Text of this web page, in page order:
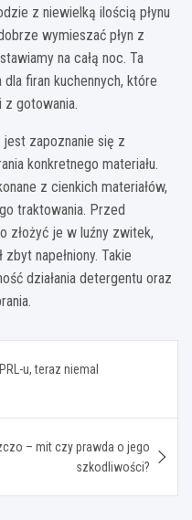
z niewielką ilością płynu
wymieszać płyn z
na całą noc. Ta
firan kuchennych, które
gotowania.
jest zapoznanie się z
konkretnego materiału.
z cienkich materiałów,
traktowania. Przed
złożyć je w luźny zwitek,
napełniony. Takie
działania detergentu oraz
u, teraz niemal
– mit czy prawda o jego
szkodliwości?